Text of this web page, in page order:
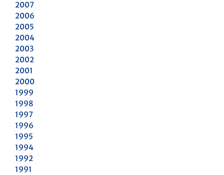
2007
2006
2005
2004
2003
2002
2001
2000
1999
1998
1997
1996
1995
1994
1992
1991